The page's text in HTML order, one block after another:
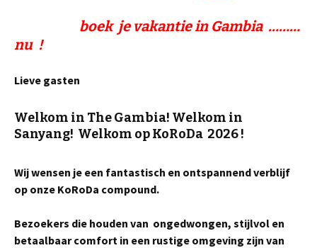
boek je vakantie in Gambia ………
nu !
Lieve gasten
Welkom in The Gambia! Welkom in
Sanyang! Welkom op KoRoDa 2026 !
Wij wensen je een fantastisch en ontspannend verblijf
op onze KoRoDa compound.
Bezoekers die houden van ongedwongen, stijlvol en
betaalbaar comfort in een rustige omgeving zijn van